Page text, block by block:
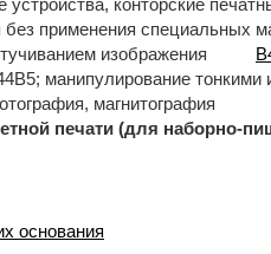
устройства, конторские
без применения специальных
изображения
манипулирование
магнитография
печати (для наборно-
основания